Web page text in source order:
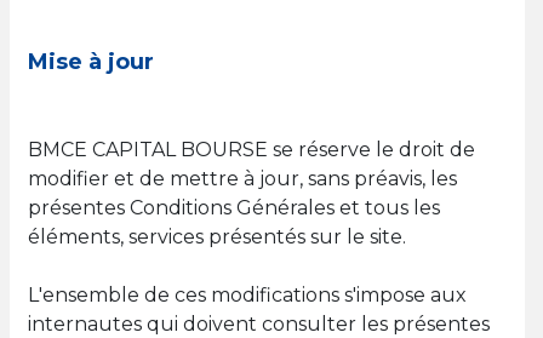
Mise à jour
BMCE CAPITAL BOURSE se réserve le droit de
modifier et de mettre à jour, sans préavis, les
présentes Conditions Générales et tous les
éléments, services présentés sur le site.
L'ensemble de ces modifications s'impose aux
internautes qui doivent consulter les présentes